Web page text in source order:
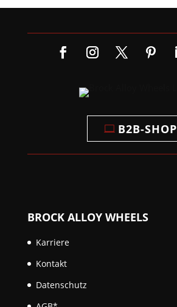
B2B-SHOP
BROCK ALLOY WHEELS
Karriere
Kontakt
Datenschutz